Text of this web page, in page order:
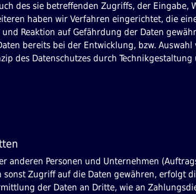
des sie betreffenden Zugriffs, der Eingabe,
haben wir Verfahren eingerichtet, die
Reaktion auf Gefährdung der Daten
bereits bei der Entwicklung, bzw. Auswahl
des Datenschutzes durch
anderen Personen und Unternehmen
Zugriff auf die Daten gewähren, erfolgt
der Daten an Dritte, wie an